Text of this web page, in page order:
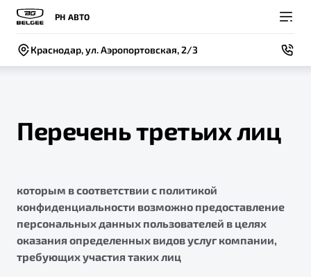
РН АВТО
Краснодар, ул. Аэропортовская, 2/3
Новый
X50+
ВЫБОР И ПОКУПКА
Автомобили в наличии
Спецпредложения и Акции
СЕРВИС
Записаться на сервис
Руководство по эксплуатации
СОБЫТИЯ
Новости
Контакты
Перечень третьих лиц
которым в соответствии с политикой
конфиденциальности возможно предоставление
персональных данных пользователей в целях
оказания определенных видов услуг компании,
требующих участия таких лиц